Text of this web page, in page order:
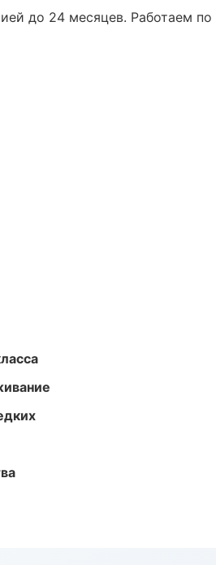
до 24 месяцев. Работаем